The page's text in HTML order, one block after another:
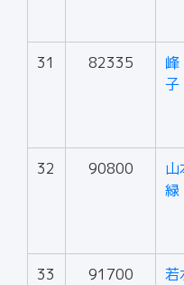
31 82335
峰
子
32 90800
山
緑
33 91700
若